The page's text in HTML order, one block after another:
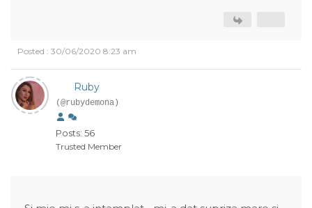
Posted : 30/06/2020 8:23 am
Ruby
(@rubydemona)
Posts: 56
Trusted Member